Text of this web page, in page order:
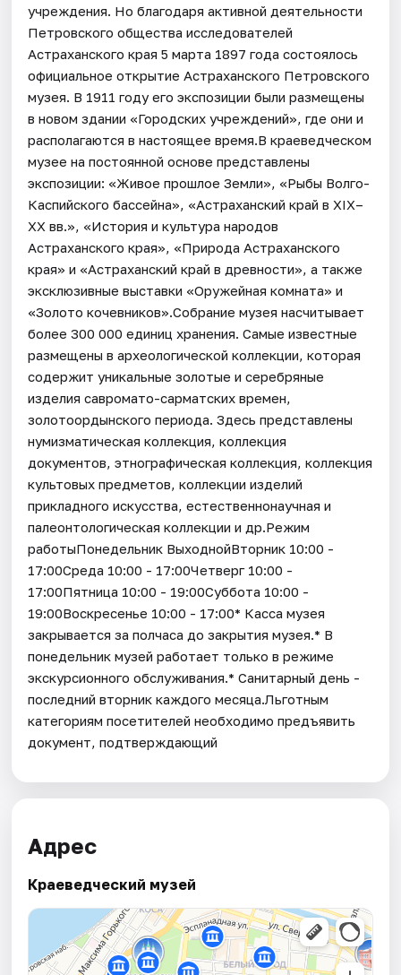
учреждения. Но благодаря активной деятельности
Петровского общества исследователей
Астраханского края 5 марта 1897 года состоялось
официальное открытие Астраханского Петровского
музея. В 1911 году его экспозиции были размещены
в новом здании «Городских учреждений», где они и
располагаются в настоящее время.В краеведческом
музее на постоянной основе представлены
экспозиции: «Живое прошлое Земли», «Рыбы Волго-
Каспийского бассейна», «Астраханский край в XIX–
XX вв.», «История и культура народов
Астраханского края», «Природа Астраханского
края» и «Астраханский край в древности», а также
эксклюзивные выставки «Оружейная комната» и
«Золото кочевников».Собрание музея насчитывает
более 300 000 единиц хранения. Самые известные
размещены в археологической коллекции, которая
содержит уникальные золотые и серебряные
изделия савромато-сарматских времен,
золотоордынского периода. Здесь представлены
нумизматическая коллекция, коллекция
документов, этнографическая коллекция, коллекция
культовых предметов, коллекции изделий
прикладного искусства, естественнонаучная и
палеонтологическая коллекции и др.Режим
работыПонедельник ВыходнойВторник 10:00 -
17:00Среда 10:00 - 17:00Четверг 10:00 -
17:00Пятница 10:00 - 19:00Суббота 10:00 -
19:00Воскресенье 10:00 - 17:00* Касса музея
закрывается за полчаса до закрытия музея.* В
понедельник музей работает только в режиме
экскурсионного обслуживания.* Санитарный день -
последний вторник каждого месяца.Льготным
категориям посетителей необходимо предъявить
документ, подтверждающий
Адрес
Краеведческий музей